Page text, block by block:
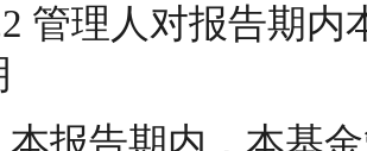
管理人对报告期内